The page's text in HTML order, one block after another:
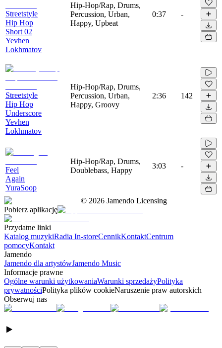
Streetstyle
Hip Hop
Short 02
Yevhen
Lokhmatov
Hip-Hop/Rap, Drums,
Percussion, Urban,
Happy, Upbeat
0:37 -
Streetstyle
Hip Hop
Underscore
Yevhen
Lokhmatov
Hip-Hop/Rap, Drums,
Percussion, Urban,
Happy, Groovy
2:36 142
Feel
Again
YuraSoop
Hip-Hop/Rap, Drums,
Doublebass, Happy
3:03 -
© 2026 Jamendo Licensing
Pobierz aplikację
Przydatne linki
Katalog muzykiRadia In-storeCennikKontaktCentrum
pomocyKontakt
Jamendo
Jamendo dla artystówJamendo Music
Informacje prawne
Ogólne warunki użytkowaniaWarunki sprzedażyPolityka
prywatnościPolityka plików cookieNaruszenie praw autorskich
Obserwuj nas